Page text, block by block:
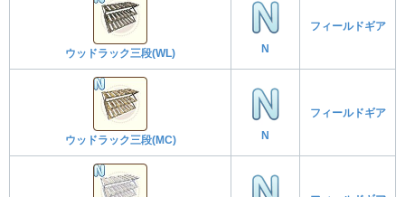
ウッドラック三段(WL) N
フィールドギア
ウッドラック三段(MC) N
フィールドギア